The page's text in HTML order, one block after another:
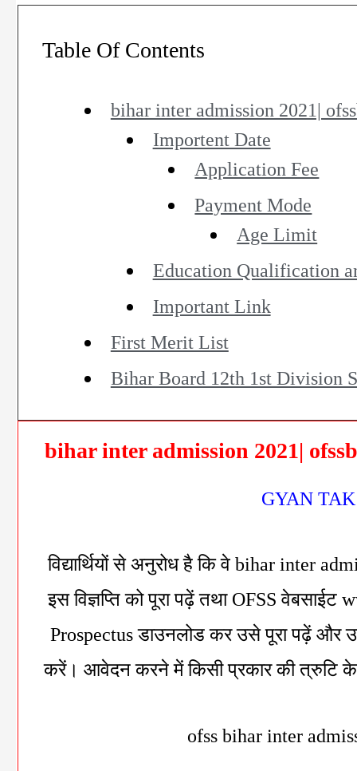
Table Of Contents
bihar inter admission 2021|
Importent Date
Application Fee
Payment Mode
Age Limit
Education Qualification
Important Link
First Merit List
Bihar Board 12th 1st Division
bihar inter admission 2021|
GYAN TAK
विद्यार्थियों से अनुरोध है कि वे bihar inter
इस विज्ञप्ति को पूरा पढ़ें तथा OFSS
Prospectus डाउनलोड कर उसे पूरा पढ़ें
करें। आवेदन करने में किसी प्रकार की त्रुटि के
ofss bihar inter